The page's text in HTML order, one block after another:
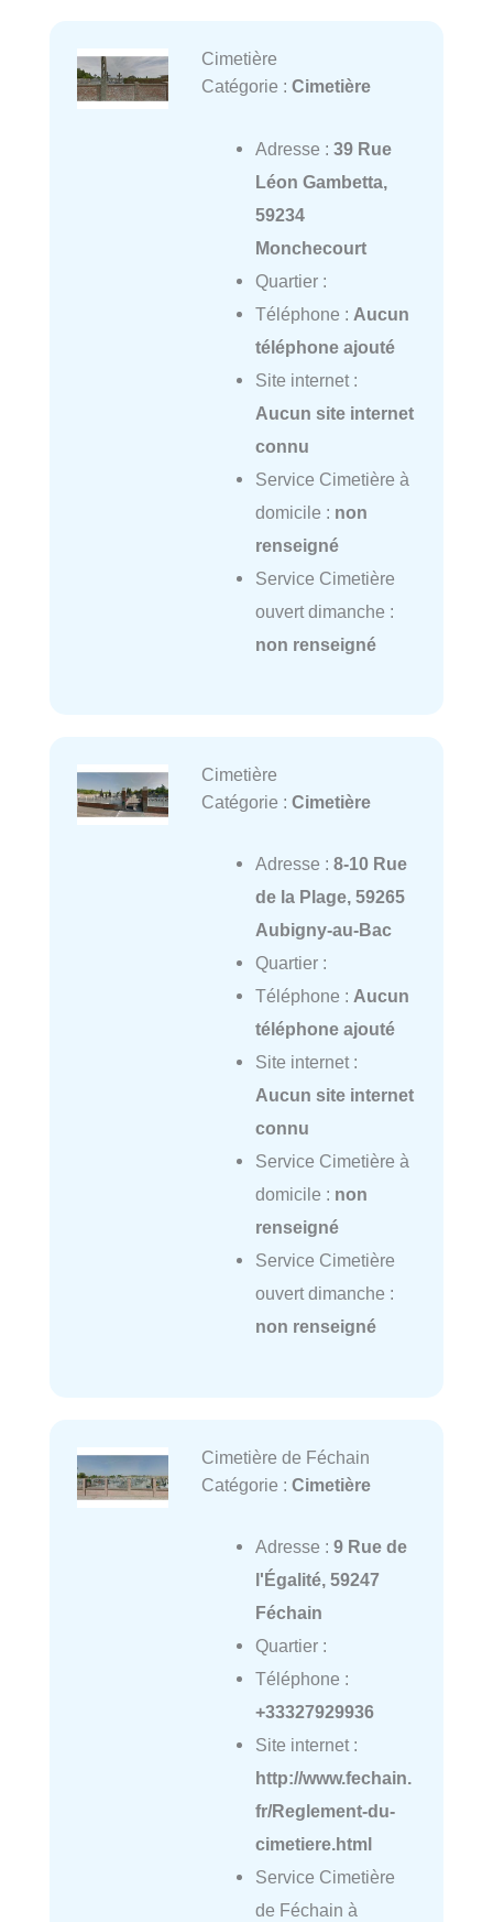
Cimetière
Catégorie : Cimetière
Adresse : 39 Rue
Léon Gambetta,
59234
Monchecourt
Quartier :
Téléphone : Aucun
téléphone ajouté
Site internet :
Aucun site internet
connu
Service Cimetière à
domicile : non
renseigné
Service Cimetière
ouvert dimanche :
non renseigné
Cimetière
Catégorie : Cimetière
Adresse : 8-10 Rue
de la Plage, 59265
Aubigny-au-Bac
Quartier :
Téléphone : Aucun
téléphone ajouté
Site internet :
Aucun site internet
connu
Service Cimetière à
domicile : non
renseigné
Service Cimetière
ouvert dimanche :
non renseigné
Cimetière de Féchain
Catégorie : Cimetière
Adresse : 9 Rue de
l'Égalité, 59247
Féchain
Quartier :
Téléphone :
+33327929936
Site internet :
http://www.fechain.
fr/Reglement-du-
cimetiere.html
Service Cimetière
de Féchain à